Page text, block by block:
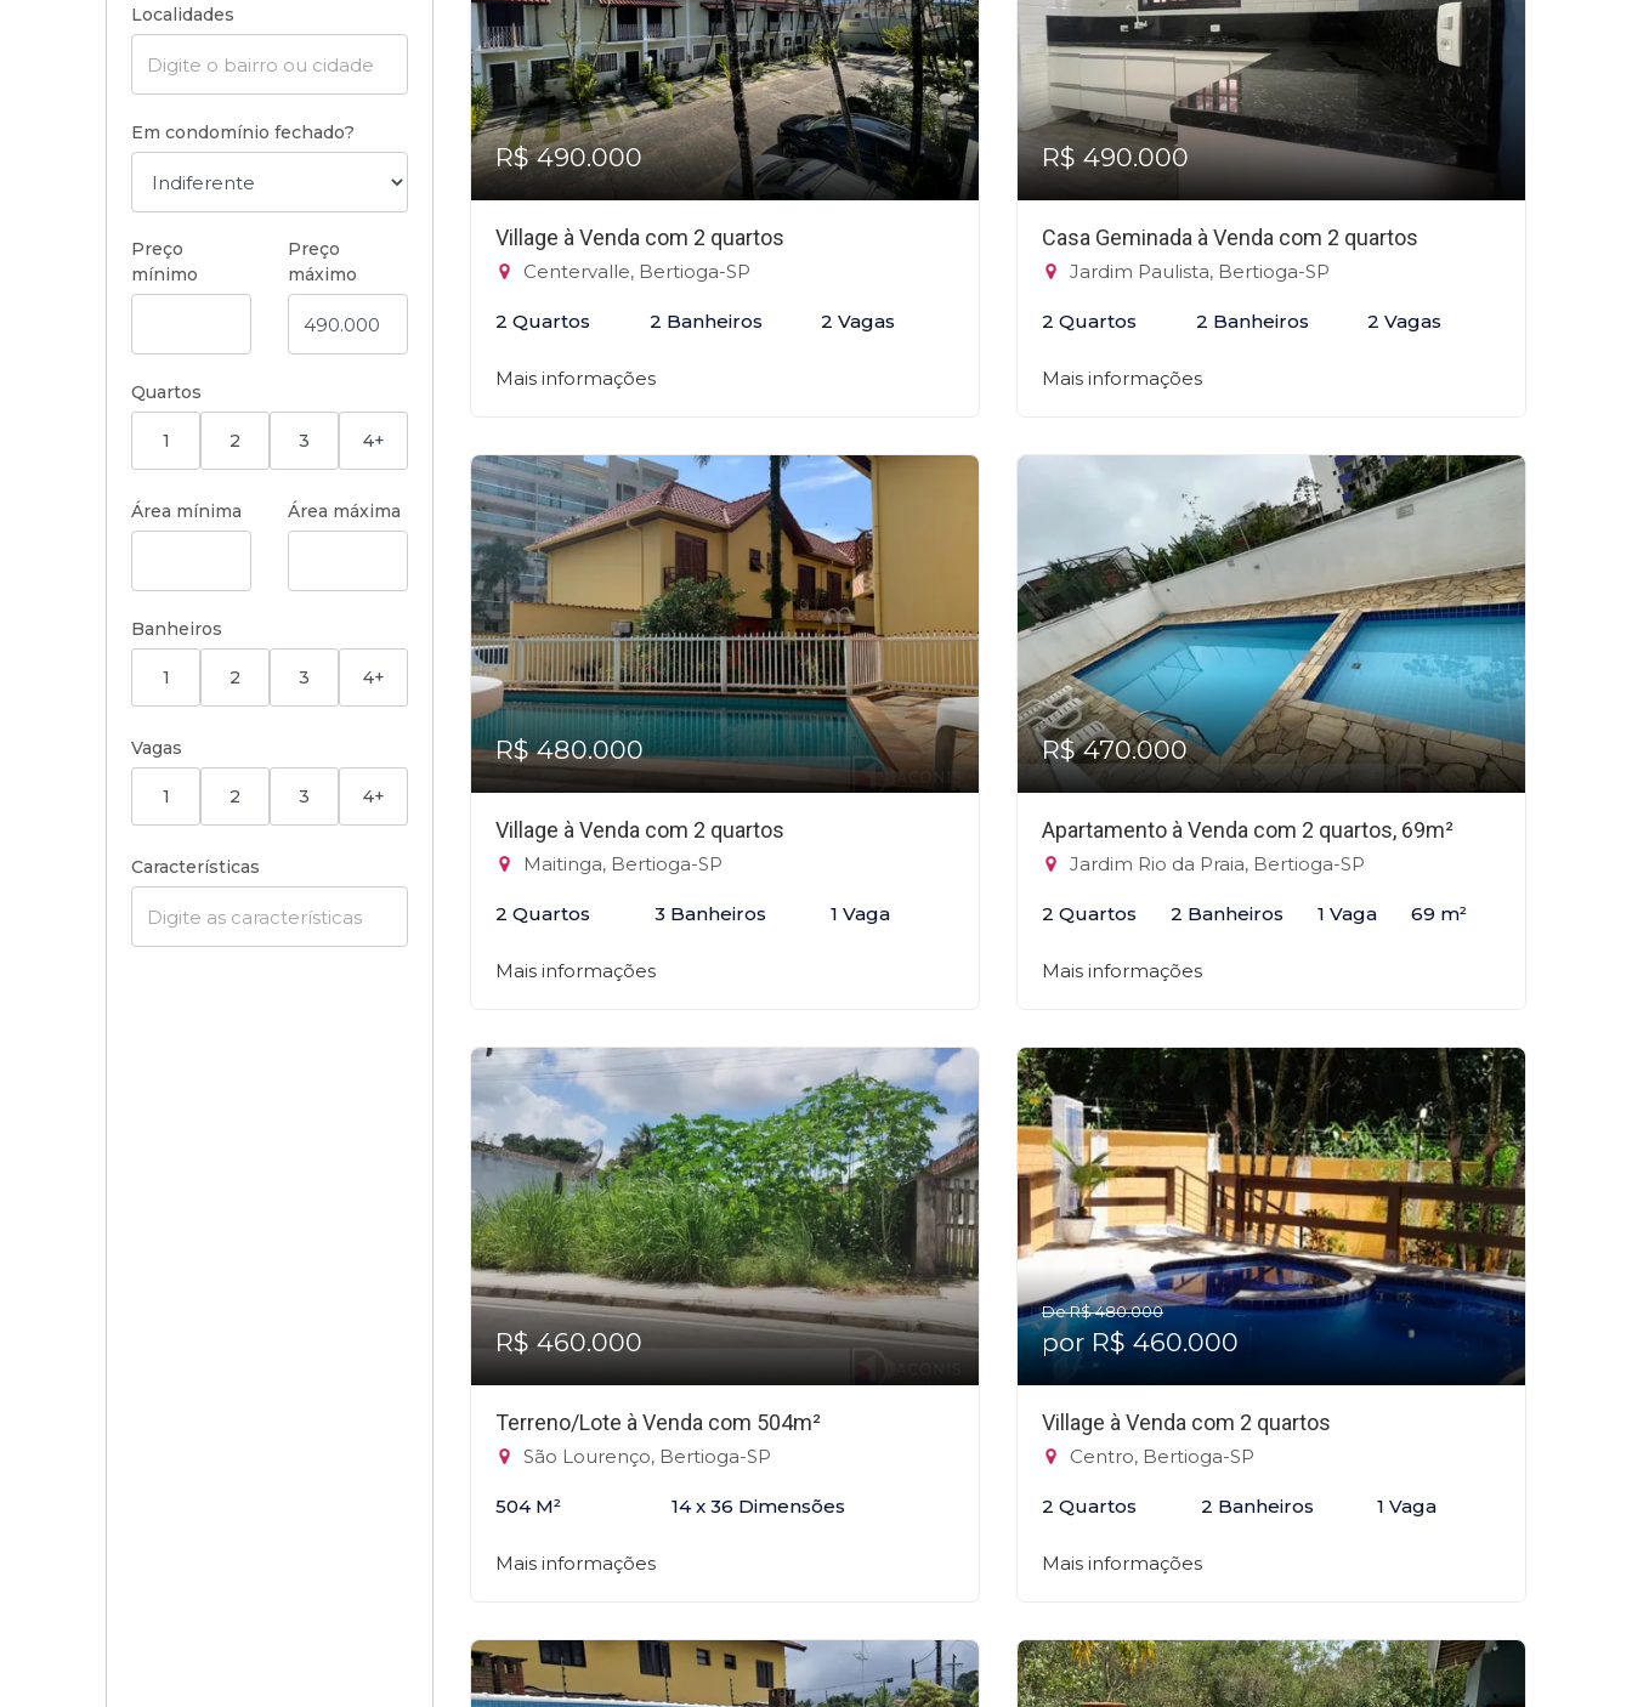
Localidades
Em condomínio fechado?
Preço
mínimo
Preço
máximo
Quartos
1 2 3 4+
Área mínima Área máxima
Banheiros
1 2 3 4+
Vagas
1 2 3 4+
Características
R$ 490.000
Village à Venda com 2 quartos
Centervalle, Bertioga-SP
2 Quartos 2 Banheiros 2 Vagas
Mais informações
R$ 490.000
Casa Geminada à Venda com 2 quartos
Jardim Paulista, Bertioga-SP
2 Quartos 2 Banheiros 2 Vagas
Mais informações
R$ 480.000
Village à Venda com 2 quartos
Maitinga, Bertioga-SP
2 Quartos 3 Banheiros 1 Vaga
Mais informações
R$ 470.000
Apartamento à Venda com 2 quartos, 69m²
Jardim Rio da Praia, Bertioga-SP
2 Quartos 2 Banheiros 1 Vaga 69 m²
Mais informações
R$ 460.000
Terreno/Lote à Venda com 504m²
São Lourenço, Bertioga-SP
504 M² 14 x 36 Dimensões
Mais informações
De R$ 480.000
por R$ 460.000
Village à Venda com 2 quartos
Centro, Bertioga-SP
2 Quartos 2 Banheiros 1 Vaga
Mais informações